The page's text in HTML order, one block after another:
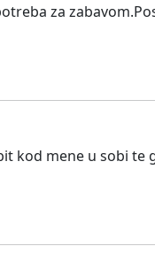
za
kod mene u sobi